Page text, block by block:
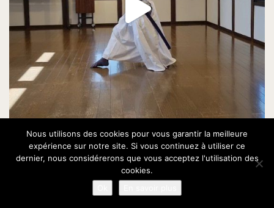
Nous utilisons des cookies pour vous garantir la meilleure
expérience sur notre site. Si vous continuez à utiliser ce
dernier, nous considérerons que vous acceptez l'utilisation des
cookies.